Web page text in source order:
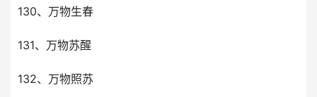
130、万物生春
131、万物苏醒
132、万物照苏